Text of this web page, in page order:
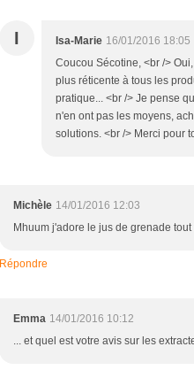
I Isa-Marie 16/01/2016 18:05
Coucou Sécotine, <br />
plus réticente à tous les
pratique... <br /> Je pense
n'en ont pas les moyens,
solutions. <br /> Merci pour
Michèle 14/01/2016 12:03
Mhuum j'adore le jus de grenade
Répondre
Emma 14/01/2016 10:12
... et quel est votre avis sur les